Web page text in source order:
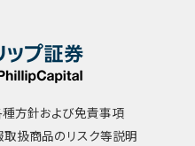
方針および免責事項
取扱商品のリスク等説明